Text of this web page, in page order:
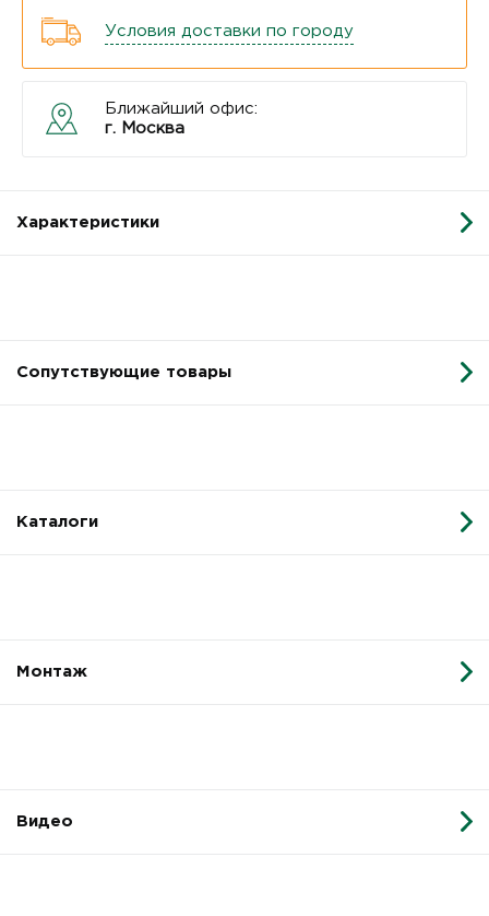
Условия доставки по городу
Ближайший офис:
г. Москва
Характеристики
Сопутствующие товары
Каталоги
Монтаж
Видео